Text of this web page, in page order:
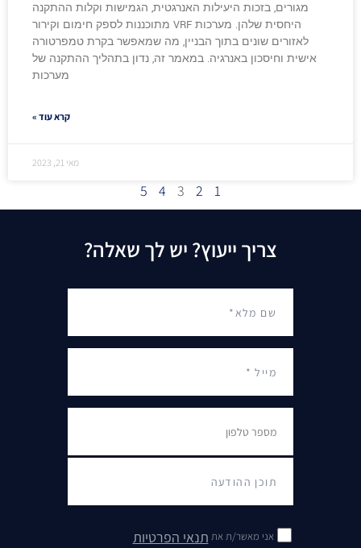
מגורים, בזכות היעילות האנרגטית, הגמישות וקלות ההתקנה
היחסית שלהן. מערכות VRF מתוכננות לספק חימום וקירור
לאזורים שונים בתוך הבניין, מה שמאפשר בקרת טמפרטורה
אישית וחיסכון באנרגיה. במאמר זה, נדון בתהליך ההתקנה של
מערכות
קרא עוד »
מאי 21, 2023
1
2
3
4
5
צריך ייעוץ? יש לך שאלה?
אני מאשר/ת את תנאי הפרטיות